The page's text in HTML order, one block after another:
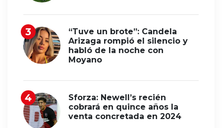
“Tuve un brote”: Candela
Arizaga rompió el silencio y
habló de la noche con
Moyano
Sforza: Newell’s recién
cobrará en quince años la
venta concretada en 2024